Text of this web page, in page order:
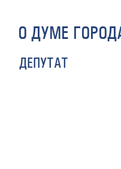
О ДУМЕ
ДЕПУТАТ